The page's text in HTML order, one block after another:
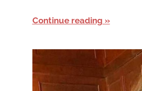
Continue reading